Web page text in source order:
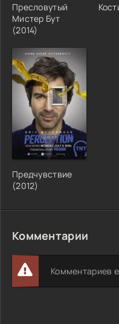
Пресловутый
Мистер Бут
(2014)
Предчувствие
(2012)
Комментарии
Комментариев